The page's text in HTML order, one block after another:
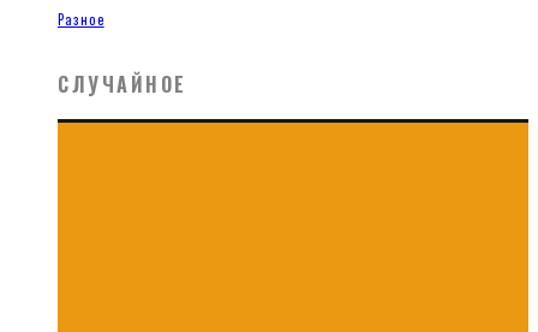
Разное
СЛУЧАЙНОЕ